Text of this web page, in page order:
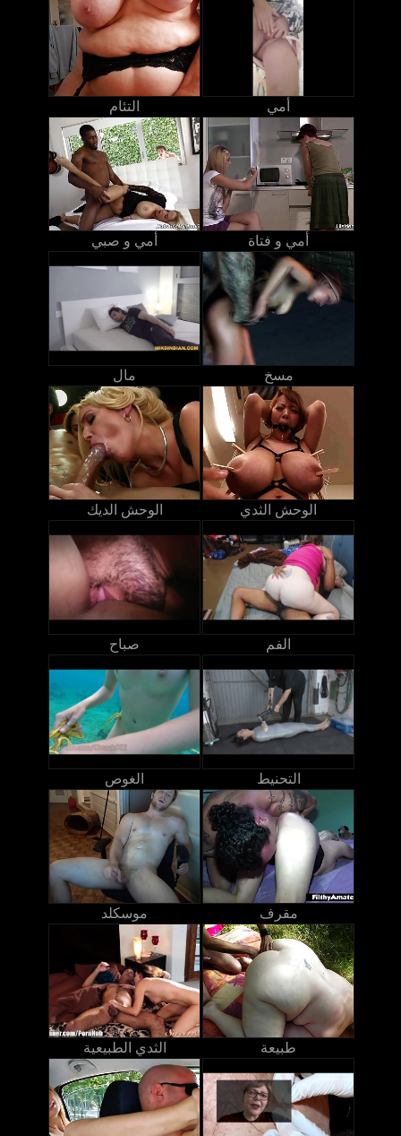
التئام أمي
أمي و صبي أمي و فتاة
مال مسخ
الوحش الديك الوحش الثدي
صباح الفم
الغوص التحنيط
موسكلد مقرف
الثدي الطبيعية طبيعة